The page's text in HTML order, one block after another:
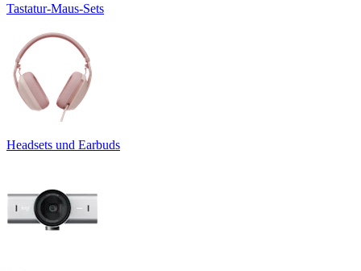
Tastatur-Maus-Sets
Headsets und Earbuds